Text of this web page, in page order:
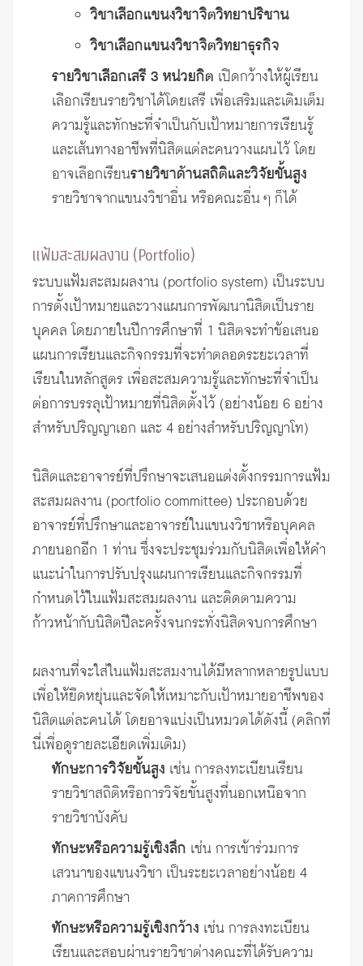
วิชาเลือกแขนงวิชาจิตวิทยาปริชาน
วิชาเลือกแขนงวิชาจิตวิทยาธุรกิจ
รายวิชาเลือกเสรี 3 หน่วยกิต เปิดกว้างให้ผู้เรียน
เลือกเรียนรายวิชาได้โดยเสรี เพื่อเสริมและเติมเต็ม
ความรู้และทักษะที่จำเป็นกับเป้าหมายการเรียนรู้
และเส้นทางอาชีพที่นิสิตแต่ละคนวางแผนไว้ โดย
อาจเลือกเรียนรายวิชาด้านสถิติและวิจัยขั้นสูง
รายวิชาจากแขนงวิชาอื่น หรือคณะอื่น ๆ ก็ได้
แฟ้มสะสมผลงาน (Portfolio)
ระบบแฟ้มสะสมผลงาน (portfolio system) เป็นระบบ
การตั้งเป้าหมายและวางแผนการพัฒนานิสิตเป็นราย
บุคคล โดยภายในปีการศึกษาที่ 1 นิสิตจะทำข้อเสนอ
แผนการเรียนและกิจกรรมที่จะทำตลอดระยะเวลาที่
เรียนในหลักสูตร เพื่อสะสมความรู้และทักษะที่จำเป็น
ต่อการบรรลุเป้าหมายที่นิสิตตั้งไว้ (อย่างน้อย 6 อย่าง
สำหรับปริญญาเอก และ 4 อย่างสำหรับปริญญาโท)
นิสิตและอาจารย์ที่ปรึกษาจะเสนอแต่งตั้งกรรมการแฟ้ม
สะสมผลงาน (portfolio committee) ประกอบด้วย
อาจารย์ที่ปรึกษาและอาจารย์ในแขนงวิชาหรือบุคคล
ภายนอกอีก 1 ท่าน ซึ่งจะประชุมร่วมกับนิสิตเพื่อให้คำ
แนะนำในการปรับปรุงแผนการเรียนและกิจกรรมที่
กำหนดไว้ในแฟ้มสะสมผลงาน และติดตามความ
ก้าวหน้ากับนิสิตปีละครั้งจนกระทั่งนิสิตจบการศึกษา
ผลงานที่จะใส่ในแฟ้มสะสมงานได้มีหลากหลายรูปแบบ
เพื่อให้ยืดหยุ่นและจัดให้เหมาะกับเป้าหมายอาชีพของ
นิสิตแต่ละคนได้ โดยอาจแบ่งเป็นหมวดได้ดังนี้ (คลิกที่
นี่เพื่อดูรายละเอียดเพิ่มเติม)
ทักษะการวิจัยขั้นสูง เช่น การลงทะเบียนเรียน
รายวิชาสถิติหรือการวิจัยขั้นสูงที่นอกเหนือจาก
รายวิชาบังคับ
ทักษะหรือความรู้เชิงลึก เช่น การเข้าร่วมการ
เสวนาของแขนงวิชา เป็นระยะเวลาอย่างน้อย 4
ภาคการศึกษา
ทักษะหรือความรู้เชิงกว้าง เช่น การลงทะเบียน
เรียนและสอบผ่านรายวิชาต่างคณะที่ได้รับความ